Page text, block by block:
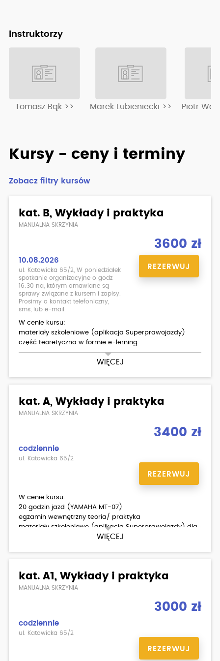
DOKŁADAMY WSZELKICH STARAŃ ABY KAŻDY
OPOLU ZDASZ PRAWKO! Serdecznie zapraszamy.
Instruktorzy
Tomasz Bąk >> Marek Lubieniecki >> Piotr
Kursy - ceny i terminy
Zobacz filtry kursów
kat. B, Wykłady i praktyka
MANUALNA SKRZYNIA
3600 zł
10.08.2026
ul. Katowicka 65/2, W poniedziałek
spotkanie organizacyjne o godz
16:30 na, którym omawiane są
sprawy związane z kursem i zapisy.
Prosimy o kontakt telefoniczny,
sms, lub e-mail.
REZERWUJ
WIĘCEJ
W cenie kursu:
materiały szkoleniowe (aplikacja Superprawojazdy)
część teoretyczna w formie e-lerning
30 godzin jazd na Renault Clio v
badania lekarskie
kat. A, Wykłady i praktyka
MANUALNA SKRZYNIA
3400 zł
codziennie
ul. Katowicka 65/2
REZERWUJ
WIĘCEJ
W cenie kursu:
20 godzin jazd (YAMAHA MT-07)
egzamin wewnętrzny teoria/ praktyka
materiały szkoleniowe (aplikacja Superprawojazdy) dla
kat. A1, Wykłady i praktyka
MANUALNA SKRZYNIA
3000 zł
codziennie
ul. Katowicka 65/2
REZERWUJ